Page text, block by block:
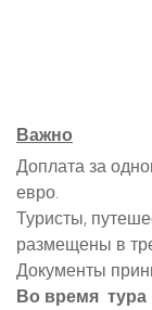
Важно
Доплата за
евро.
Туристы,
размещены в
Документы
Во время